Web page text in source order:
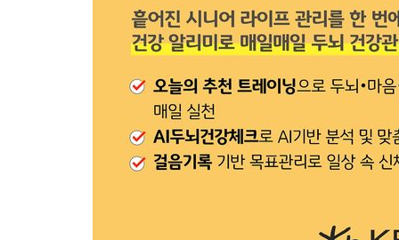
[속보]이 대통령, '호우피해' 안동·의성 관할 4개 면 특별재난지역
[단독]중수청 지원 검사들, 정원 초과 시 낮은 계급 임용…희망지
낮 최고 37도 찜통더위…곳곳 소나기·강원 많은 비[내일날씨]
SK하이닉스, 용인·청주 팹에 54조 투자…"AI 메모리 수요 선제
여자배구 이재영·이다영 자매, 아제르바이잔 투란VC 입단
외국인 심판 성 접대 7경기 들여다보니…한국 축구 '5승 2무'
[속보]코스닥, 2.86포인트(0.36%) 내린 798.81마감